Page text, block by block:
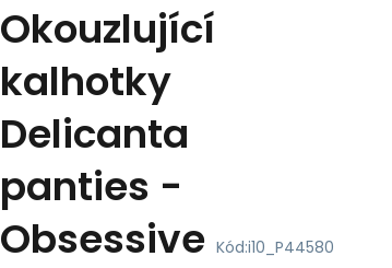
Okouzlující
kalhotky
Delicanta
panties -
Obsessive Kód:i10_P44580